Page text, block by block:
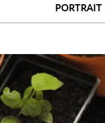
PORTRAIT